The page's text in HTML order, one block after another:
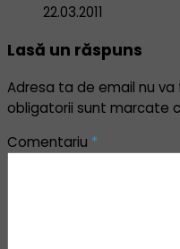
22.03.2011
Lasă un răspuns
Adresa ta de email nu va
obligatorii sunt marcate
Comentariu *